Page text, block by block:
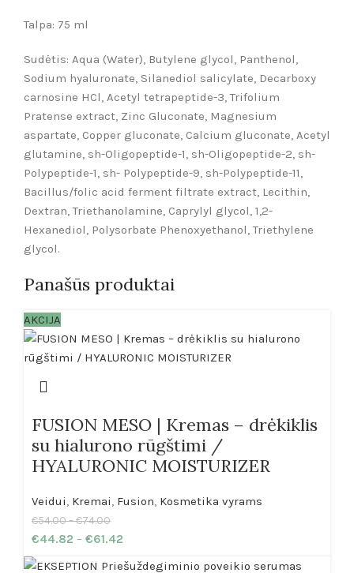
Talpa: 75 ml
Sudėtis: Aqua (Water), Butylene glycol, Panthenol,
Sodium hyaluronate, Silanediol salicylate, Decarboxy
carnosine HCl, Acetyl tetrapeptide-3, Trifolium
Pratense extract, Zinc Gluconate, Magnesium
aspartate, Copper gluconate, Calcium gluconate, Acetyl
glutamine, sh-Oligopeptide-1, sh-Oligopeptide-2, sh-
Polypeptide-1, sh- Polypeptide-9, sh-Polypeptide-11,
Bacillus/folic acid ferment filtrate extract, Lecithin,
Dextran, Triethanolamine, Caprylyl glycol, 1,2-
Hexanediol, Polysorbate Phenoxyethanol, Triethylene
glycol.
Panašūs produktai
AKCIJA
FUSION MESO | Kremas – drėkiklis
su hialurono rūgštimi /
HYALURONIC MOISTURIZER
Veidui, Kremai, Fusion, Kosmetika vyrams
€54.00 – €74.00
€44.82 – €61.42